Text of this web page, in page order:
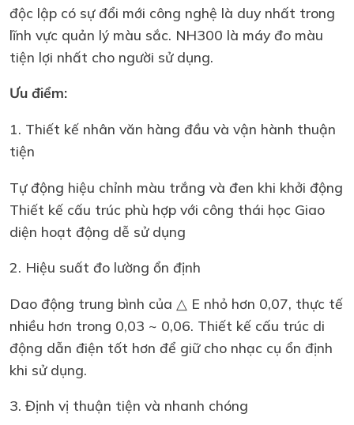
độc lập có sự đổi mới công nghệ là duy nhất trong
lĩnh vực quản lý màu sắc. NH300 là máy đo màu
tiện lợi nhất cho người sử dụng.
Ưu điểm:
1. Thiết kế nhân văn hàng đầu và vận hành thuận
tiện
Tự động hiệu chỉnh màu trắng và đen khi khởi động
Thiết kế cấu trúc phù hợp với công thái học Giao
diện hoạt động dễ sử dụng
2. Hiệu suất đo lường ổn định
Dao động trung bình của △ E nhỏ hơn 0,07, thực tế
nhiều hơn trong 0,03 ~ 0,06. Thiết kế cấu trúc di
động dẫn điện tốt hơn để giữ cho nhạc cụ ổn định
khi sử dụng.
3. Định vị thuận tiện và nhanh chóng